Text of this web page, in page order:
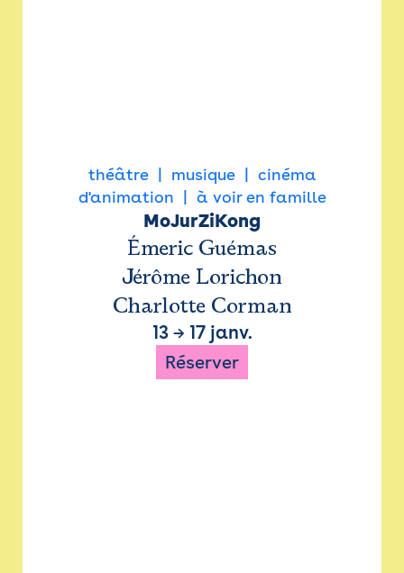
théâtre musique
cinéma
d'animation
à voir en famille
MoJurZiKong
Émeric Guémas
Jérôme Lorichon
Charlotte Corman
13→ 17 janv.
Réserver